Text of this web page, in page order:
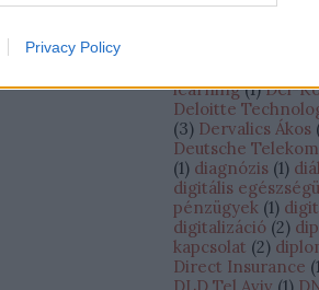
Privacy Policy
Biran (3) Dan
learning (1) Dél-
Deloitte
(3) Dervalics Ákos (
Deutsche Telekom
(1) diagnózis (1)
digitális
pénzügyek (1)
digitalizáció (2)
kapcsolat (2)
Direct Insurance (